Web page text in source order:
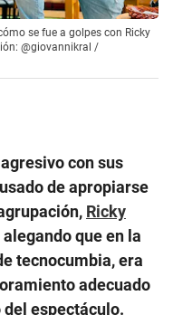
se fue a golpes con Ricky
@giovannikral /
con sus
de apropiarse
Ricky
que en la
tecnocumbia, era
adecuado
espectáculo.